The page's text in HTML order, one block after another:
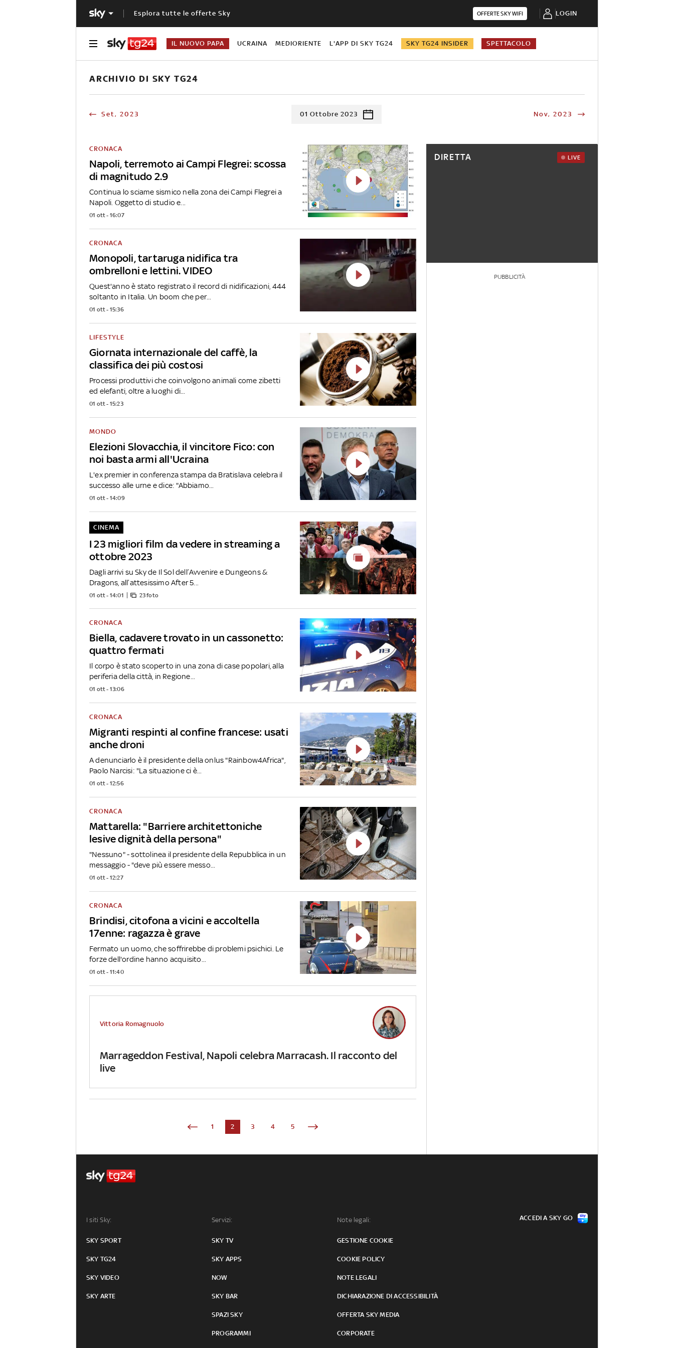
Esplora tutte le offerte Sky OFFERTE SKY WIFI LOGIN
IL NUOVO PAPA UCRAINA MEDIORIENTE L'APP DI SKY TG24 SKY TG24 INSIDER SPETTACOLO
ARCHIVIO DI SKY TG24
Set, 2023 01 Ottobre 2023 Nov, 2023
Napoli, terremoto ai Campi Flegrei: scossa
di magnitudo 2.9
CRONACA
Continua lo sciame sismico nella zona dei Campi Flegrei a
Napoli. Oggetto di studio e...
01 ott - 16:07
Monopoli, tartaruga nidifica tra
ombrelloni e lettini. VIDEO
CRONACA
Quest'anno è stato registrato il record di nidificazioni, 444
soltanto in Italia. Un boom che per...
01 ott - 15:36
Giornata internazionale del caffè, la
classifica dei più costosi
LIFESTYLE
Processi produttivi che coinvolgono animali come zibetti
ed elefanti, oltre a luoghi di...
01 ott - 15:23
Elezioni Slovacchia, il vincitore Fico: con
noi basta armi all'Ucraina
MONDO
L'ex premier in conferenza stampa da Bratislava celebra il
successo alle urne e dice: "Abbiamo...
01 ott - 14:09
I 23 migliori film da vedere in streaming a
ottobre 2023
CINEMA
Dagli arrivi su Sky de Il Sol dell’Avvenire e Dungeons &
Dragons, all’attesissimo After 5...
01 ott - 14:01 23 foto
Biella, cadavere trovato in un cassonetto:
quattro fermati
CRONACA
Il corpo è stato scoperto in una zona di case popolari, alla
periferia della città, in Regione...
01 ott - 13:06
Migranti respinti al confine francese: usati
anche droni
CRONACA
A denunciarlo è il presidente della onlus "Rainbow4Africa",
Paolo Narcisi: "La situazione ci è...
01 ott - 12:56
Mattarella: "Barriere architettoniche
lesive dignità della persona"
CRONACA
"Nessuno" - sottolinea il presidente della Repubblica in un
messaggio - "deve più essere messo...
01 ott - 12:27
Brindisi, citofona a vicini e accoltella
17enne: ragazza è grave
CRONACA
Fermato un uomo, che soffrirebbe di problemi psichici. Le
forze dell'ordine hanno acquisito...
01 ott - 11:40
Marrageddon Festival, Napoli celebra Marracash. Il racconto del
live
Vittoria Romagnuolo
1 2 3 4 5
DIRETTA LIVE
PUBBLICITÀ
I siti Sky:
SKY SPORT
SKY TG24
SKY VIDEO
SKY ARTE
Servizi:
SKY TV
SKY APPS
NOW
SKY BAR
SPAZI SKY
PROGRAMMI
Note legali:
GESTIONE COOKIE
COOKIE POLICY
NOTE LEGALI
DICHIARAZIONE DI ACCESSIBILITÀ
OFFERTA SKY MEDIA
CORPORATE
ACCEDI A SKY GO